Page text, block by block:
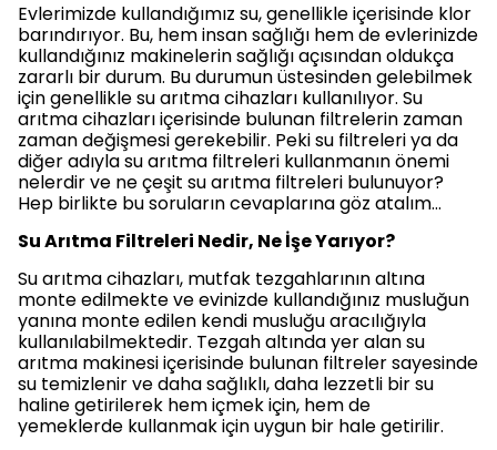
Evlerimizde kullandığımız su, genellikle içerisinde klor
barındırıyor. Bu, hem insan sağlığı hem de evlerinizde
kullandığınız makinelerin sağlığı açısından oldukça
zararlı bir durum. Bu durumun üstesinden gelebilmek
için genellikle su arıtma cihazları kullanılıyor. Su
arıtma cihazları içerisinde bulunan filtrelerin zaman
zaman değişmesi gerekebilir. Peki su filtreleri ya da
diğer adıyla su arıtma filtreleri kullanmanın önemi
nelerdir ve ne çeşit su arıtma filtreleri bulunuyor?
Hep birlikte bu soruların cevaplarına göz atalım…
Su Arıtma Filtreleri Nedir, Ne İşe Yarıyor?
Su arıtma cihazları, mutfak tezgahlarının altına
monte edilmekte ve evinizde kullandığınız musluğun
yanına monte edilen kendi musluğu aracılığıyla
kullanılabilmektedir. Tezgah altında yer alan su
arıtma makinesi içerisinde bulunan filtreler sayesinde
su temizlenir ve daha sağlıklı, daha lezzetli bir su
haline getirilerek hem içmek için, hem de
yemeklerde kullanmak için uygun bir hale getirilir.